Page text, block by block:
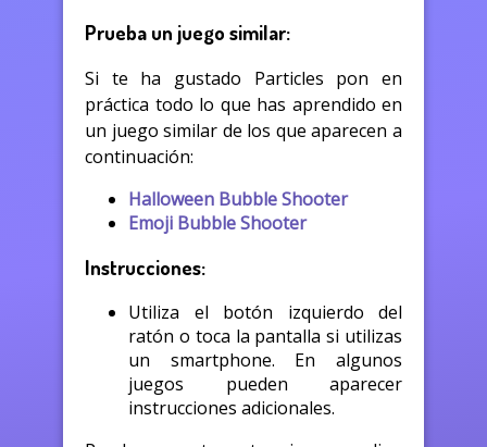
Prueba un juego similar:
Si te ha gustado Particles pon en
práctica todo lo que has aprendido en
un juego similar de los que aparecen a
continuación:
Halloween Bubble Shooter
Emoji Bubble Shooter
Instrucciones:
Utiliza el botón izquierdo del
ratón o toca la pantalla si utilizas
un smartphone. En algunos
juegos pueden aparecer
instrucciones adicionales.